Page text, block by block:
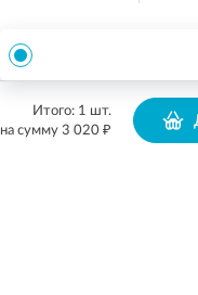
Итого: 1 шт.
на сумму 3 020 ₽